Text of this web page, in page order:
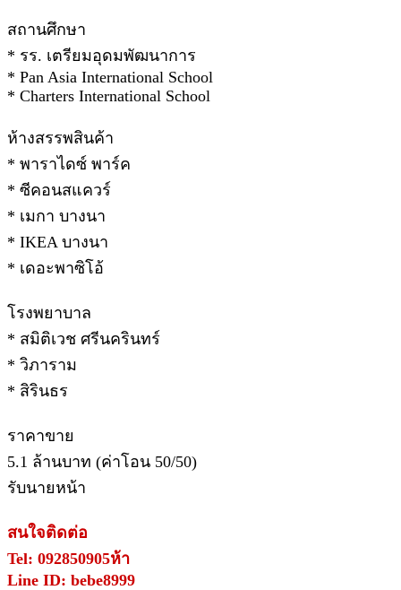
สถานศึกษา
* รร. เตรียมอุดมพัฒนาการ
* Pan Asia International School
* Charters International School
ห้างสรรพสินค้า
* พาราไดซ์ พาร์ค
* ซีคอนสแควร์
* เมกา บางนา
* IKEA บางนา
* เดอะพาซิโอ้
โรงพยาบาล
* สมิติเวช ศรีนครินทร์
* วิภาราม
* สิรินธร
ราคาขาย
5.1 ล้านบาท (ค่าโอน 50/50)
รับนายหน้า
สนใจติดต่อ
Tel: 092850905ห้า
Line ID: bebe8999